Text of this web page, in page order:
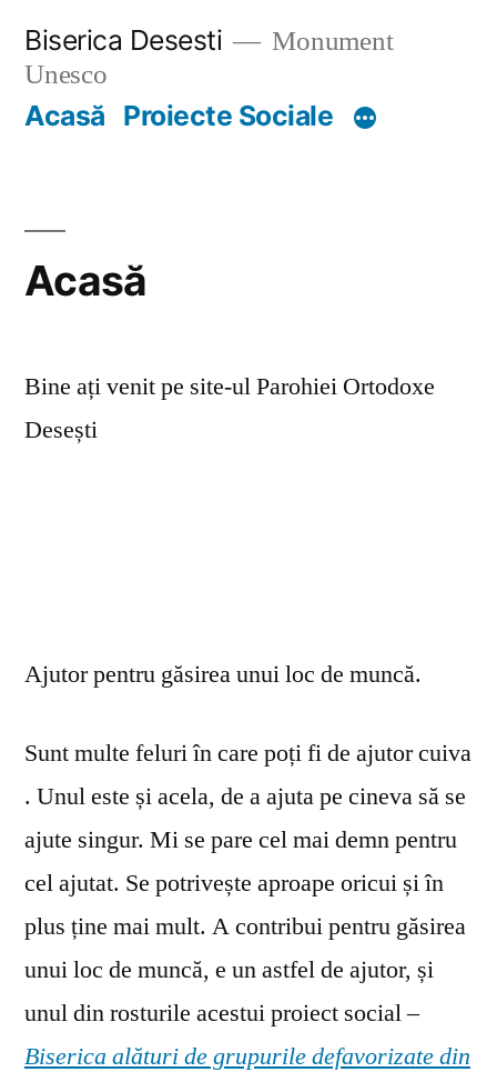
content
Biserica Desesti
Monument
Unesco
Acasă Proiecte Sociale
Acasă
Bine ați venit pe site-ul Parohiei Ortodoxe
Desești
Ajutor pentru găsirea unui loc de muncă.
Sunt multe feluri în care poți fi de ajutor cuiva
. Unul este și acela, de a ajuta pe cineva să se
ajute singur. Mi se pare cel mai demn pentru
cel ajutat. Se potrivește aproape oricui și în
plus ține mai mult. A contribui pentru găsirea
unui loc de muncă, e un astfel de ajutor, și
unul din rosturile acestui proiect social –
Biserica alături de grupurile defavorizate din